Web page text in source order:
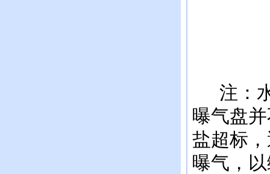
注：水
曝气盘
盐超标
曝气，